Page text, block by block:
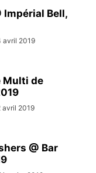
Impérial Bell,
avril 2019
Multi de
avril 2019
@ Bar